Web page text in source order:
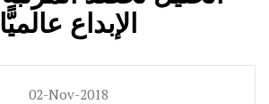
الإبداع عالميًّا
02-Nov-2018